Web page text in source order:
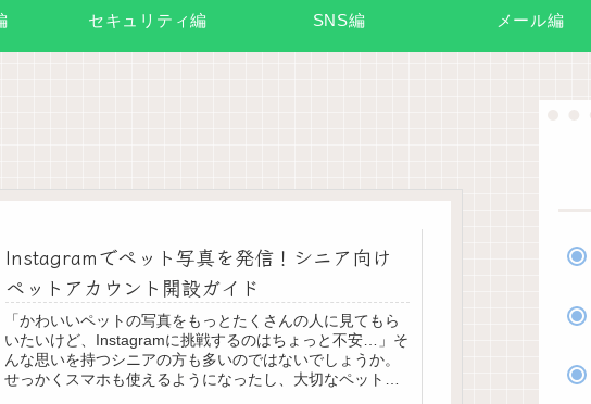
セキュリティ編 SNS編 メール編
Instagramでペット写真を発信！シニア向け
ペットアカウント開設ガイド
「かわいいペットの写真をもっとたくさんの人に見てもら
いたいけど、Instagramに挑戦するのはちょっと不安…」そ
んな思いを持つシニアの方も多いのではないでしょうか。
せっかくスマホも使えるようになったし、大切なペットの